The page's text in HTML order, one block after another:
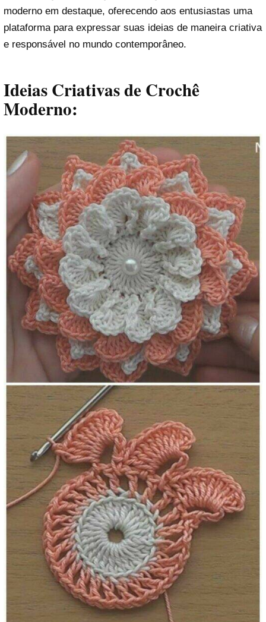
moderno em destaque, oferecendo aos entusiastas uma
plataforma para expressar suas ideias de maneira criativa
e responsável no mundo contemporâneo.
Ideias Criativas de Crochê
Moderno: